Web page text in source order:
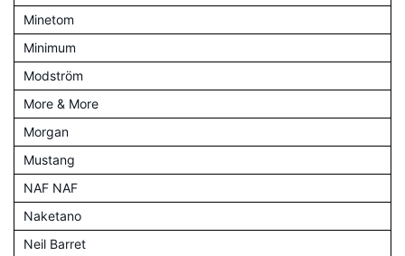
Minetom
Minimum
Modström
More & More
Morgan
Mustang
NAF NAF
Naketano
Neil Barret